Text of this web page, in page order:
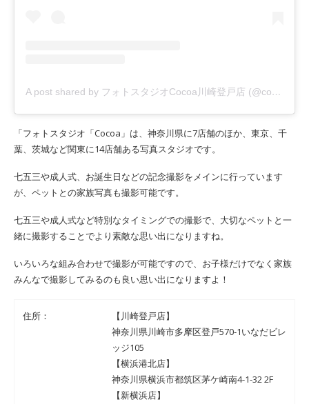
A post shared by フォトスタジオCocoa川崎登戸店 (@cocoanoborito)
「フォトスタジオ「Cocoa」は、神奈川県に7店舗のほか、東京、千
葉、茨城など関東に14店舗ある写真スタジオです。
七五三や成人式、お誕生日などの記念撮影をメインに行っています
が、ペットとの家族写真も撮影可能です。
七五三や成人式など特別なタイミングでの撮影で、大切なペットと一
緒に撮影することでより素敵な思い出になりますね。
いろいろな組み合わせで撮影が可能ですので、お子様だけでなく家族
みんなで撮影してみるのも良い思い出になりますよ！
住所：
【川崎登戸店】
神奈川県川崎市多摩区登戸570-1いなだビレ
ッジ105
【横浜港北店】
神奈川県横浜市都筑区茅ケ崎南4-1-32 2F
【新横浜店】